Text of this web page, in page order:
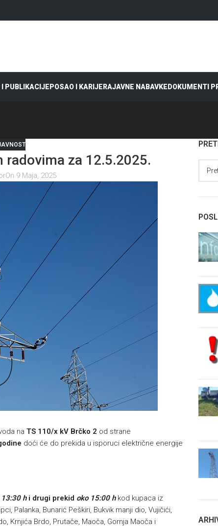
PUBLIKACIJEPOSAO I KARIJERAJAVNE NABAVKEDOKUMENTI
radovima za 12.5.2025.
On 9 Maja, 2025
na TS 110/x kV Brčko 2 od strane
doći će do prekida u isporuci električne energije
13:30 hi drugi prekid oko 15:00 hkod kupaca iz
Palanka, Bunarić Peškiri, Bukvik manji dio, Vujičići,
Krnjića Brdo, Prutače, Maoča, Gornja Maoča i